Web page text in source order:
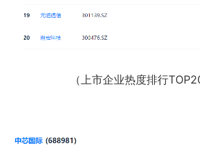
（上市企业热度排行